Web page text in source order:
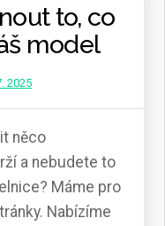
to, co
model
2025
něco
a nebudete to
Máme pro
Nabízíme